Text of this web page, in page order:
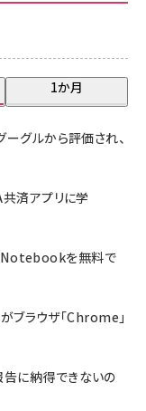
1か月
グルから評価され、
済アプリに学
Notebookを無料で
ブラウザ「Chrome」
に納得できないの